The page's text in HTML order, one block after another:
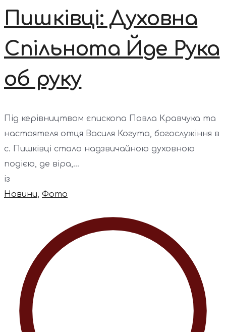
Пишківці: Духовна
Спільнота Йде Рука
об руку
Під керівництвом єпископа Павла Кравчука та
настоятеля отця Василя Когута, богослужіння в
с. Пишківці стало надзвичайною духовною
подією, де віра,...
із
Новини, Фото